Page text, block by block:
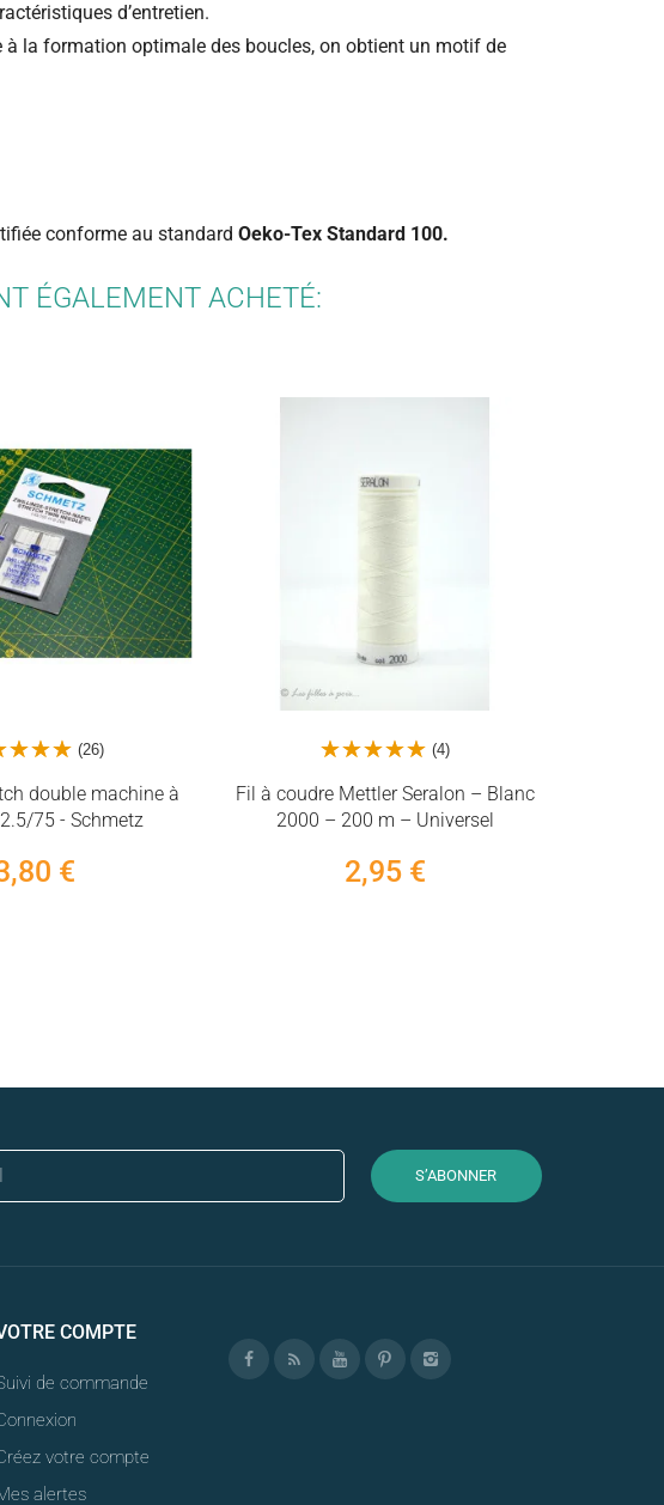
d’entretien.
à la formation optimale des boucles, on obtient un motif de
conforme au standard Oeko-Tex Standard 100.
ÉGALEMENT ACHETÉ:
(26)
double machine à
75 - Schmetz
€
(4)
Fil à coudre Mettler Seralon – Blanc
2000 – 200 m – Universel
2,95 €
S’ABONNER
COMPTE
de commande
votre compte
alertes